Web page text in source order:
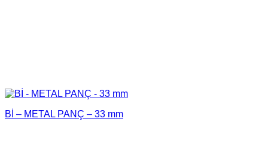
Bİ – METAL PANÇ – 33 mm